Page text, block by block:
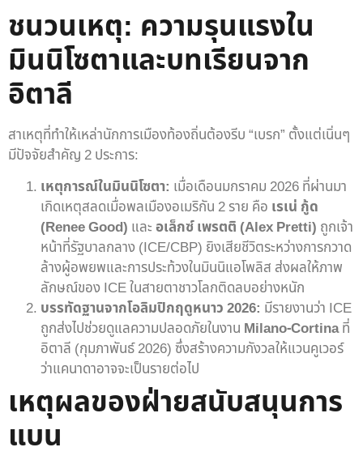
ชนวนเหตุ: ความรุนแรงใน
มินนิโซตาและบทเรียนจาก
อิตาลี
สาเหตุที่ทำให้เหล่านักการเมืองท้องถิ่นต้องรีบ “เบรก” ตั้งแต่เนิ่นๆ
มีปัจจัยสำคัญ 2 ประการ:
เหตุการณ์ในมินนิโซตา: เมื่อเดือนมกราคม 2026 ที่ผ่านมา
เกิดเหตุสลดเมื่อพลเมืองอเมริกัน 2 ราย คือ เรเน่ กู้ด
(Renee Good) และอเล็กซ์ เพรตติ (Alex Pretti) ถูกเจ้า
หน้าที่รัฐบาลกลาง (ICE/CBP) ยิงเสียชีวิตระหว่างการกวาด
ล้างผู้อพยพและการประท้วงในมินนิแอโพลิส ส่งผลให้ภาพ
ลักษณ์ของ ICE ในสายตาชาวโลกติดลบอย่างหนัก
บรรทัดฐานจากโอลิมปิกฤดูหนาว 2026: มีรายงานว่า ICE
ถูกส่งไปช่วยดูแลความปลอดภัยในงาน Milano-Cortinaที่
อิตาลี (กุมภาพันธ์ 2026) ซึ่งสร้างความกังวลให้แวนคูเวอร์
ว่าแคนาดาอาจจะเป็นรายต่อไป
เหตุผลของฝ่ายสนับสนุนการ
แบน